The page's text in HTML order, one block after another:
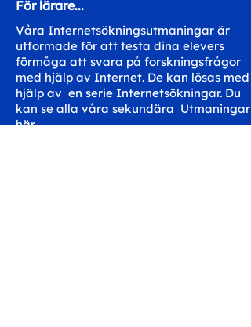
För lärare...
Våra Internetsökningsutmaningar är
utformade för att testa dina elevers
förmåga att svara på forskningsfrågor
med hjälp av Internet. De kan lösas med
hjälp av en serie Internetsökningar. Du
kan se alla våra sekundära Utmaningar
här.